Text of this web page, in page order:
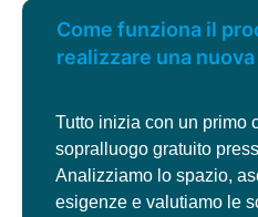
Come funziona il
realizzare una
Tutto inizia con un primo
sopralluogo gratuito
Analizziamo lo spazio,
esigenze e valutiamo le